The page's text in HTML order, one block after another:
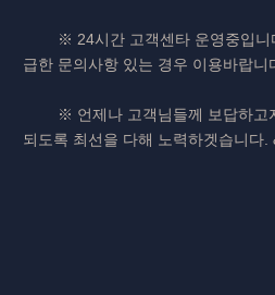
※ 24시간 고객센타 운영중입
급한 문의사항 있는 경우 이용바랍니
※ 언제나 고객님들께 보답하고
되도록 최선을 다해 노력하겟습니다.